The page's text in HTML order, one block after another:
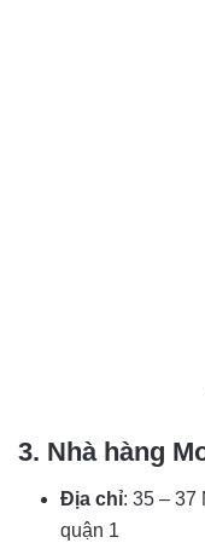
3. Nhà hàng
Địa chỉ: 35 –
quận 1